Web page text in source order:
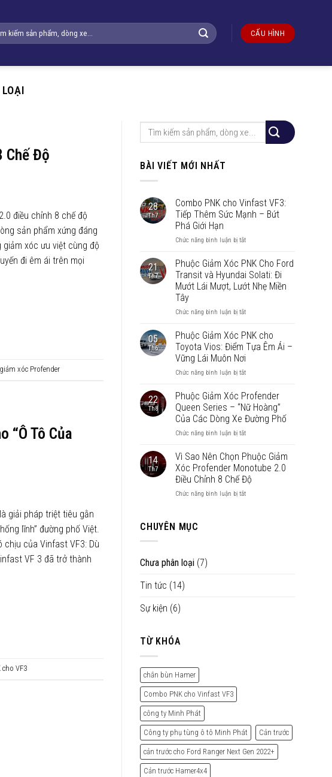
CẤU HÌNH
Chế Độ
điều chỉnh 8 chế độ
sản phẩm xứng đáng
xóc ưu việt cùng độ
đi êm ái trên mọi
xóc Profender
“Ô Tô Của
giải pháp triệt tiêu gằn
lĩnh” đường phố Việt.
chịu của Vinfast VF3: Dù
VF 3 đã trở thành
cho VF3
BÀI VIẾT MỚI NHẤT
28
Th7
Combo PNK cho Vinfast VF3:
Tiếp Thêm Sức Mạnh – Bứt
Phá Giới Hạn
Chức năng bình luận bị tắtở
PNK
cho
Vinfast
VF3:
Thêm
Mạnh
–
Bứt
Giới
21
Th7
Phuộc Giảm Xóc PNK Cho Ford
Transit và Hyundai Solati: Đi
Mướt Lái Mượt, Lướt Nhẹ Miền
Tây
Chức năng bình luận bị tắtở
Giảm
Xóc
PNK
Ford
và
Hyundai
Solati:
Đi
Mướt
Mượt,
Lướt
Nhẹ
Miền
Tây
05
Th6
Phuộc Giảm Xóc PNK cho
Toyota Vios: Điểm Tựa Êm Ái –
Vững Lái Muôn Nơi
Chức năng bình luận bị tắtở
Giảm
Xóc
PNK
cho
Toyota
Điểm
Êm
Ái
–
22
Th8
Phuộc Giảm Xóc Profender
Queen Series – “Nữ Hoàng”
Của Các Dòng Xe Đường Phố
Chức năng bình luận bị tắtở
Giảm
Profender
Queen
Series
14
Th7
Vì Sao Nên Chọn Phuộc Giảm
Xóc Profender Monotube 2.0
Điều Chỉnh 8 Chế Độ
Chức năng bình luận bị tắtở
CHUYÊN MỤC
Chưa phân loại (7)
Tin tức (14)
Sự kiện (6)
TỪ KHÓA
chắn bùn Hamer
Combo PNK cho Vinfast VF3
công ty Minh Phát
Công ty phụ tùng ô tô Minh Phát Cản trước
cản trước cho Ford Ranger Next Gen 2022+
Cản trước Hamer4x4